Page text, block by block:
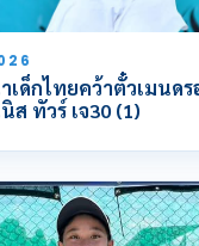
เด็กไทยคว้าตั๋วเมนดร
ส ทัวร์ เจ30 (1)